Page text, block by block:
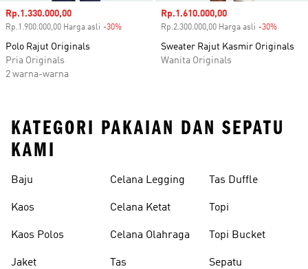
Harga penjualan
Rp.1.330.000,00
Rp.1.900.000,00 Harga asli -30%
Polo Rajut Originals
Pria Originals
2 warna-warna
Harga penjualan
Rp.1.610.000,00
Rp.2.300.000,00 Harga asli -30%
Sweater Rajut Kasmir Originals
Wanita Originals
KATEGORI PAKAIAN DAN SEPATU
KAMI
Baju
Kaos
Kaos Polos
Jaket
Celana Legging
Celana Ketat
Celana Olahraga
Tas
Tas Duffle
Topi
Topi Bucket
Sepatu